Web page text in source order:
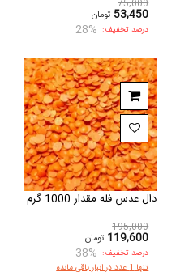
75,000
53,450 تومان
درصد تخفیف: 28%
دال عدس فله مقدار 1000 گرم
195,000
119,600 تومان
درصد تخفیف: 38%
تنها 1 عدد در انبار باقی مانده